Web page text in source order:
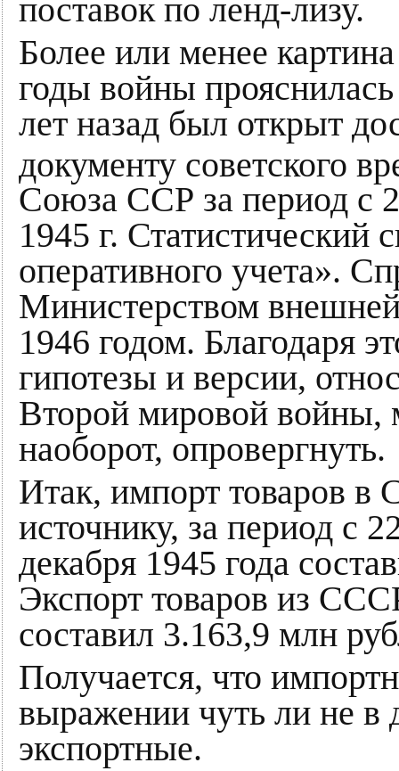
поставок по ленд-лизу.
Более или менее
годы войны прояснилась
лет назад был открыт
документу советского
Союза ССР за период с
1945 г. Статистический
оперативного учета».
Министерством
1946 годом. Благодаря
гипотезы и версии,
Второй мировой войны,
наоборот, опровергнуть.
Итак, импорт товаров в
источнику, за период с
декабря 1945 года
Экспорт товаров из
составил 3.163,9 млн
Получается, что
выражении чуть ли не в
экспортные.